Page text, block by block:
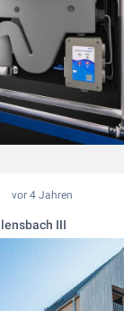
vor 4 Jahren
III